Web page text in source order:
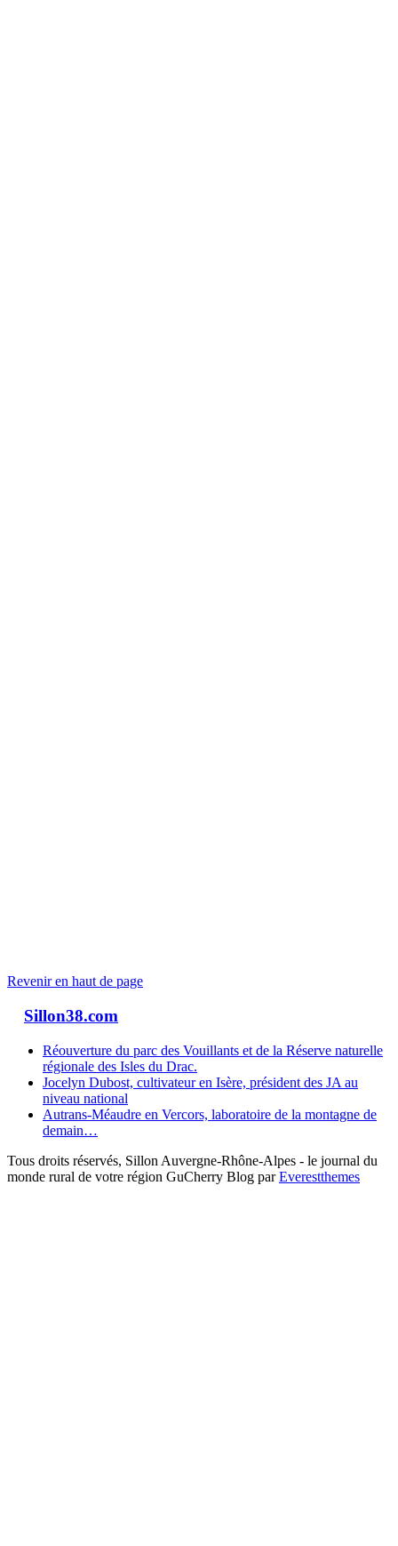
Revenir en haut de page
Sillon38.com
Réouverture du parc des Vouillants et de la Réserve naturelle
régionale des Isles du Drac.
Jocelyn Dubost, cultivateur en Isère, président des JA au
niveau national
Autrans-Méaudre en Vercors, laboratoire de la montagne de
demain…
Tous droits réservés, Sillon Auvergne-Rhône-Alpes - le journal du
monde rural de votre région GuCherry Blog parEverestthemes